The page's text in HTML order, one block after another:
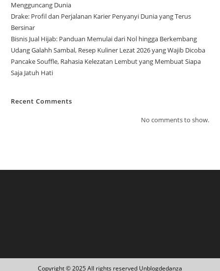
Mengguncang Dunia
Drake: Profil dan Perjalanan Karier Penyanyi Dunia yang Terus
Bersinar
Bisnis Jual Hijab: Panduan Memulai dari Nol hingga Berkembang
Udang Galahh Sambal, Resep Kuliner Lezat 2026 yang Wajib Dicoba
Pancake Souffle, Rahasia Kelezatan Lembut yang Membuat Siapa
Saja Jatuh Hati
Recent Comments
No comments to show.
Copyright © 2025 All rights reserved Unblogdedanza